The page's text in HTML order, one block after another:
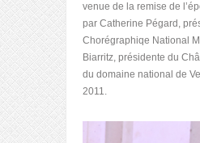
venue de la remise de
par Catherine Pégard,
Chorégraphiqe National
Biarritz, présidente du
du domaine national de
2011.